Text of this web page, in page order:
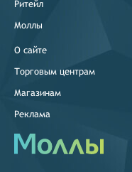
Ритейл
Моллы
О сайте
Торговым центрам
Магазинам
Реклама